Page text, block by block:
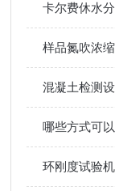
卡尔费休水
样品氮吹浓
混凝土检测
哪些方式可
环刚度试验